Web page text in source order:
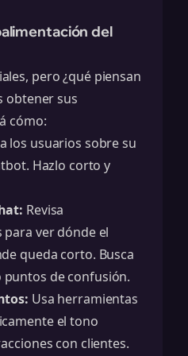
del
pero ¿qué piensan
obtener sus
cómo:
los usuarios sobre su
Hazlo corto y
Revisa
para ver dónde el
queda corto. Busca
de confusión.
Usa herramientas
el tono
con clientes.